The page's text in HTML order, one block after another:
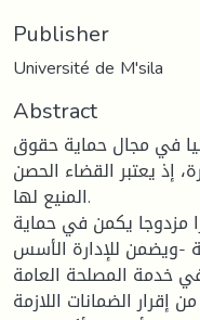
Publisher
Université de M'sila
Abstract
في مجال حماية حقوق
إذ يعتبر القضاء الحصن
المنيع لها.
مزدوجا يكمن في حماية
-ويضمن للإدارة الأسس
في خدمة المصلحة العامة.
إقرار الضمانات اللازمة